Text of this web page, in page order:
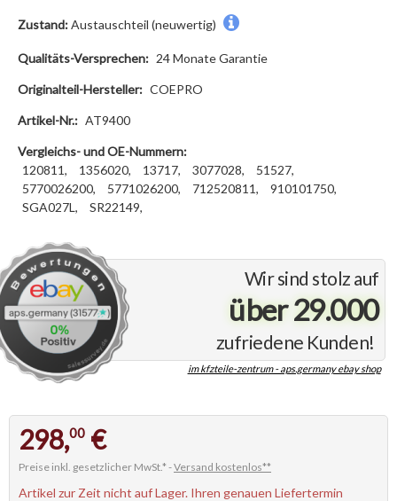
Wir sind stolz auf
über 29.000
zufriedene Kunden!
im kfzteile-zentrum - aps.germany ebay shop
Zustand:Austauschteil (neuwertig)
Qualitäts-Versprechen: 24 Monate Garantie
Originalteil-Hersteller: COEPRO
Artikel-Nr.: AT9400
Vergleichs- und OE-Nummern:
120811,
1356020, 13717, 3077028,
51527,
5770026200,
5771026200, 712520811,
910101750,
SGA027L,
SR22149,
298,00 €
Preise inkl. gesetzlicher MwSt.* -Versand kostenlos**
Artikel zur Zeit nicht auf Lager. Ihren genauen Liefertermin